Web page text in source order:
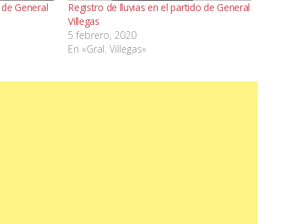
General
Registro de lluvias en el partido de General
Villegas
5 febrero, 2020
En «Gral. Villegas»